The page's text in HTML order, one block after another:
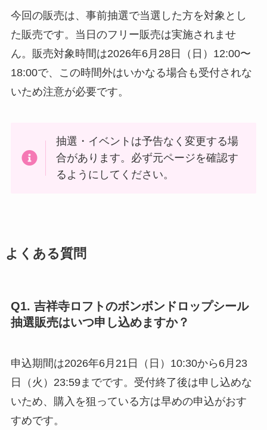
今回の販売は、事前抽選で当選した方を対象とし
た販売です。当日のフリー販売は実施されませ
ん。販売対象時間は2026年6月28日（日）12:00〜
18:00で、この時間外はいかなる場合も受付されな
いため注意が必要です。
抽選・イベントは予告なく変更する場
合があります。必ず元ページを確認す
るようにしてください。
よくある質問
Q1. 吉祥寺ロフトのボンボンドロップシール
抽選販売はいつ申し込めますか？
申込期間は2026年6月21日（日）10:30から6月23
日（火）23:59までです。受付終了後は申し込めな
いため、購入を狙っている方は早めの申込がおす
すめです。